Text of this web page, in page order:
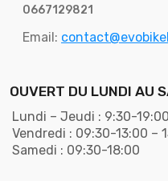
0667129821
Email:
OUVERT DU LUNDI AU
Lundi – Jeudi : 9:30-19:00
Vendredi : 09:30-13:00 –
Samedi : 09:30-18:00